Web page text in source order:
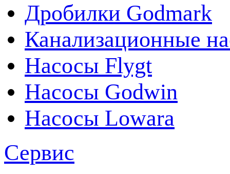
Дробилки Godmark
Канализационные
Насосы Flygt
Насосы Godwin
Насосы Lowara
Сервис